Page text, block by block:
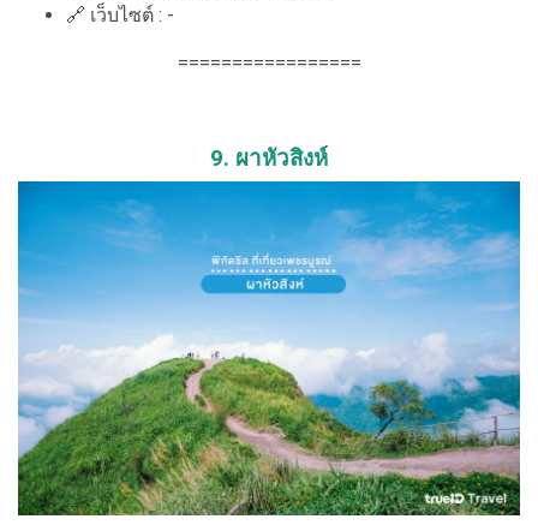
🔗 เว็บไซต์ : -
=================
9. ผาหัวสิงห์